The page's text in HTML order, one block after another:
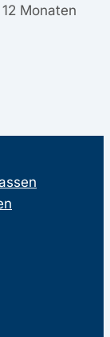
Monaten